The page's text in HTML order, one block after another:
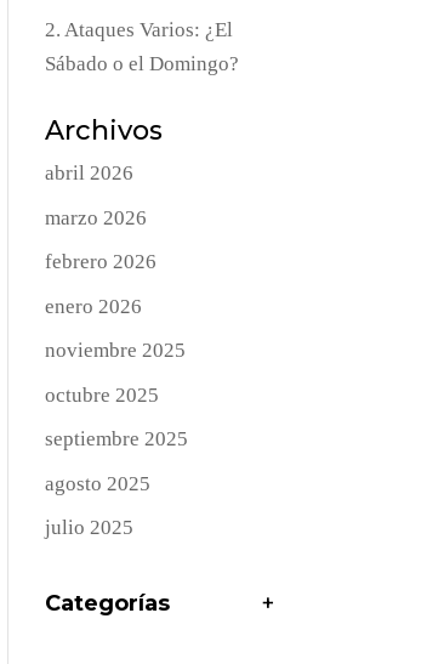
2. Ataques Varios: ¿El
Sábado o el Domingo?
Archivos
abril 2026
marzo 2026
febrero 2026
enero 2026
noviembre 2025
octubre 2025
septiembre 2025
agosto 2025
julio 2025
Categorías +